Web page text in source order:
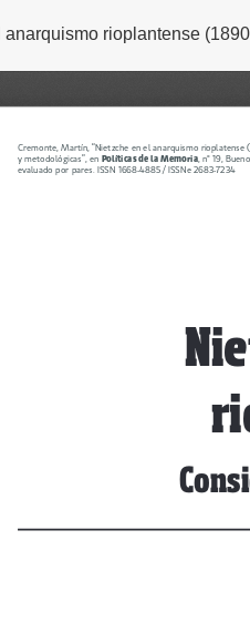
del artículo
anarquismo rioplantense